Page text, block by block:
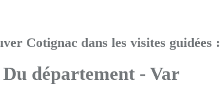
Cotignac dans les visites guidées :
Du département - Var